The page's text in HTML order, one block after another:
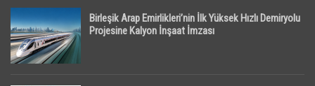
Birleşik Arap Emirlikleri’nin İlk Yüksek Hızlı Demiryolu
Projesine Kalyon İnşaat İmzası